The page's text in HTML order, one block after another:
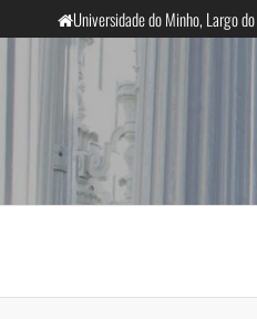
para
Universidade do Minho, Largo
InclusiveCourts